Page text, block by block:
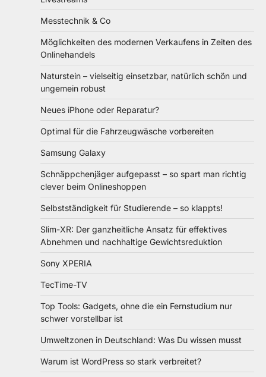
Messtechnik & Co
Möglichkeiten des modernen Verkaufens in Zeiten des
Onlinehandels
Naturstein – vielseitig einsetzbar, natürlich schön und
ungemein robust
Neues iPhone oder Reparatur?
Optimal für die Fahrzeugwäsche vorbereiten
Samsung Galaxy
Schnäppchenjäger aufgepasst – so spart man richtig
clever beim Onlineshoppen
Selbstständigkeit für Studierende – so klappts!
Slim-XR: Der ganzheitliche Ansatz für effektives
Abnehmen und nachhaltige Gewichtsreduktion
Sony XPERIA
TecTime-TV
Top Tools: Gadgets, ohne die ein Fernstudium nur
schwer vorstellbar ist
Umweltzonen in Deutschland: Was Du wissen musst
Warum ist WordPress so stark verbreitet?